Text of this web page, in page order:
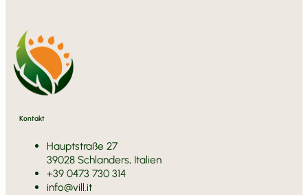
Kontakt
Hauptstraße 27
39028 Schlanders, Italien
+39 0473 730 314
info@vill.it